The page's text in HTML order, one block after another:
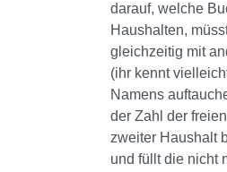
darauf, welche
Haushalten,
gleichzeitig mit
(ihr kennt
Namens
der Zahl der
zweiter Haushalt
und füllt die nicht